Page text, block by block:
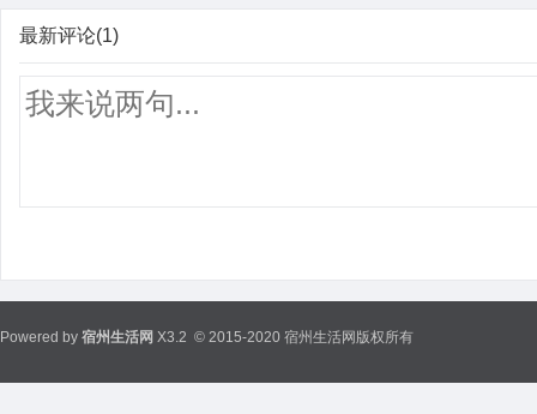
最新评论(1)
Powered by 宿州生活网 X3.2 © 2015-2020 宿州生活网版权所有